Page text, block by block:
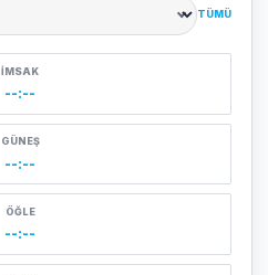
TÜMÜ
İMSAK
--:--
GÜNEŞ
--:--
ÖĞLE
--:--